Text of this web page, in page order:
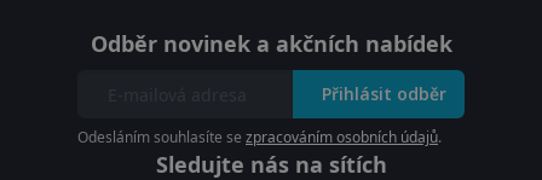
Odběr novinek a akčních nabídek
Přihlásit odběr
Odesláním souhlasíte se zpracováním osobních údajů.
Sledujte nás na sítích